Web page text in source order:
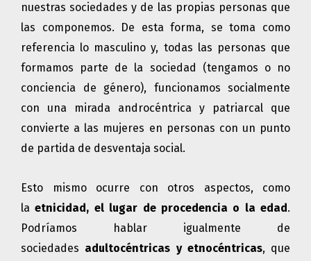
nuestras sociedades y de las propias personas que
las componemos. De esta forma, se toma como
referencia lo masculino y, todas las personas que
formamos parte de la sociedad (tengamos o no
conciencia de género), funcionamos socialmente
con una mirada androcéntrica y patriarcal que
convierte a las mujeres en personas con un punto
de partida de desventaja social.
Esto mismo ocurre con otros aspectos, como
laetnicidad, el lugar de procedencia o la edad.
Podríamos hablar igualmente de
sociedades adultocéntricas y etnocéntricas, que